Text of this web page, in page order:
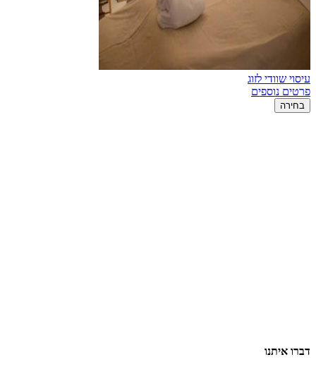
עיסוי שוודי לזוג
פרטים נוספים
בחירה
דברו איתנו